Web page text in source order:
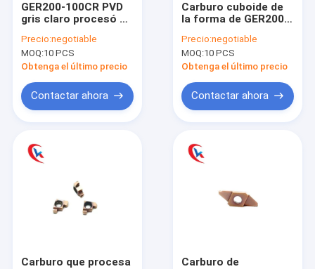
Noticias
Pida una cita
Herramienta de carburo de tungsteno
Partes movibles del carburo de tungsteno
Carburo que acanala los partes movibles
GER200-100CR PVD
gris claro procesó el
objetos que
acanalaba los partes
movibles
Precio:negotiable
MOQ:10 PCS
Obtenga el último precio
Contactar ahora
Carburo cuboide de
la forma de GER200-
los partes movibles
para las máquinas
del CNC
Precio:negotiable
MOQ:10 PCS
Obtenga el último precio
Contactar ahora
Carburo que procesa
Carburo de